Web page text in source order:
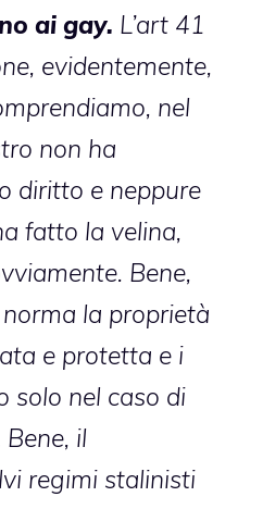
ai gay. L’art 41
evidentemente,
nel
non ha
diritto e neppure
fatto la velina,
Bene,
la proprietà
e protetta e i
solo nel caso di
il
regimi stalinisti